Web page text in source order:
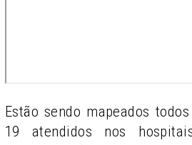
Estão sendo mapeados
19 atendidos nos